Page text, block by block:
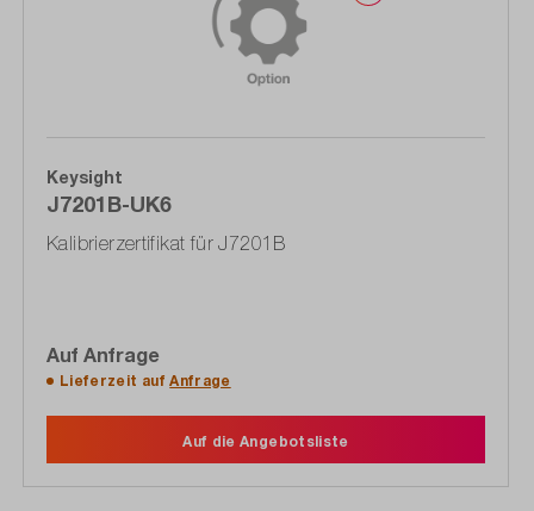
Keysight
J7201B-UK6
Kalibrierzertifikat für J7201B
Auf Anfrage
Lieferzeit aufAnfrage
Auf die Angebotsliste